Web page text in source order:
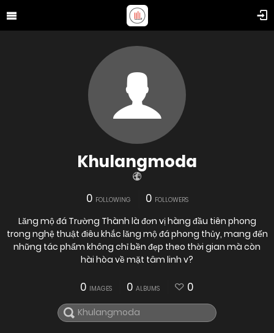
Khulangmoda
0 FOLLOWING 0 FOLLOWERS
Lăng mộ đá Trường Thành là đơn vị hàng đầu tiên phong
trong nghệ thuật điêu khắc lăng mộ đá phong thủy, mang đến
những tác phẩm không chỉ bền đẹp theo thời gian mà còn
hài hòa về mặt tâm linh v?
0 IMAGES 0 ALBUMS 0